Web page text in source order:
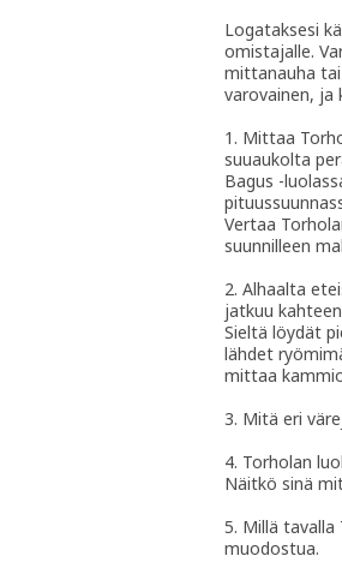
Logataksesi
omistajalle.
mittanauha
varovainen, ja
1. Mittaa
suuaukolta
Bagus -
Vertaa
suunnilleen
2. Alhaalta
jatkuu
Sieltä löydät
lähdet
mittaa
3. Mitä eri
4. Torholan
Näitkö sinä
5. Millä
muodostua.